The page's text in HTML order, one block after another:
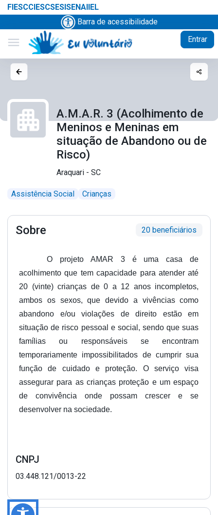
FIESCCIESCSESISENAIIEL
Barra de acessibilidade
menu Entrar
A.M.A.R. 3 (Acolhimento de
Meninos e Meninas em
situação de Abandono ou de
Risco)
Araquari - SC
Assistência Social Crianças
Sobre 20 beneficiários
O projeto AMAR 3 é uma casa de
acolhimento que tem capacidade para atender até
20 (vinte) crianças de 0 a 12 anos incompletos,
ambos os sexos, que devido a vivências como
abandono e/ou violações de direito estão em
situação de risco pessoal e social, sendo que suas
famílias ou responsáveis se encontram
temporariamente impossibilitados de cumprir sua
função de cuidado e proteção. O serviço visa
assegurar para as crianças proteção e um espaço
de convivência onde possam crescer e se
desenvolver na sociedade.
CNPJ
03.448.121/0013-22